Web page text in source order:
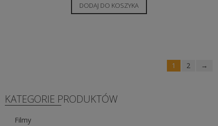
DODAJ DO KOSZYKA
1 2 →
KATEGORIE PRODUKTÓW
Filmy